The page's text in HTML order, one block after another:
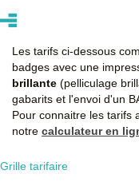
Les tarifs ci-dessous
badges avec une
brillante (pelliculage
gabarits et l'envoi d'un
Pour connaitre les tarifs
notre calculateur en
Grille tarifaire